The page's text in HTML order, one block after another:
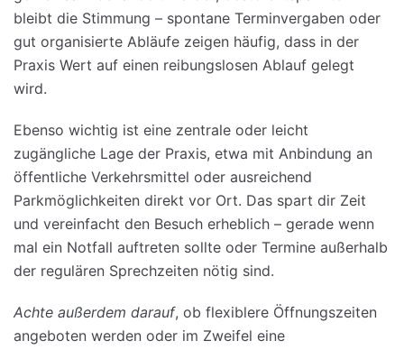
bleibt die Stimmung – spontane Terminvergaben oder
gut organisierte Abläufe zeigen häufig, dass in der
Praxis Wert auf einen reibungslosen Ablauf gelegt
wird.
Ebenso wichtig ist eine zentrale oder leicht
zugängliche Lage der Praxis, etwa mit Anbindung an
öffentliche Verkehrsmittel oder ausreichend
Parkmöglichkeiten direkt vor Ort. Das spart dir Zeit
und vereinfacht den Besuch erheblich – gerade wenn
mal ein Notfall auftreten sollte oder Termine außerhalb
der regulären Sprechzeiten nötig sind.
Achte außerdem darauf, ob flexiblere Öffnungszeiten
angeboten werden oder im Zweifel eine